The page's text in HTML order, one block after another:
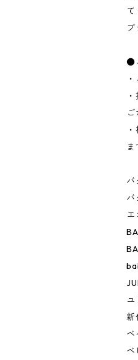
ブ
●
ご
ま
バ
バ
ユ
新
ベ
ベ